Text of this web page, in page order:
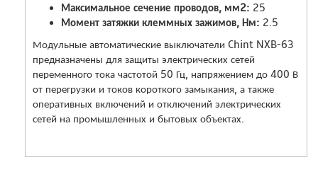
Максимальное сечение проводов, мм2: 25
Момент затяжки клеммных зажимов, Нм: 2.5
Модульные автоматические выключатели Chint NXB-63
предназначены для защиты электрических сетей
переменного тока частотой 50 Гц, напряжением до 400 В
от перегрузки и токов короткого замыкания, а также
оперативных включений и отключений электрических
сетей на промышленных и бытовых объектах.